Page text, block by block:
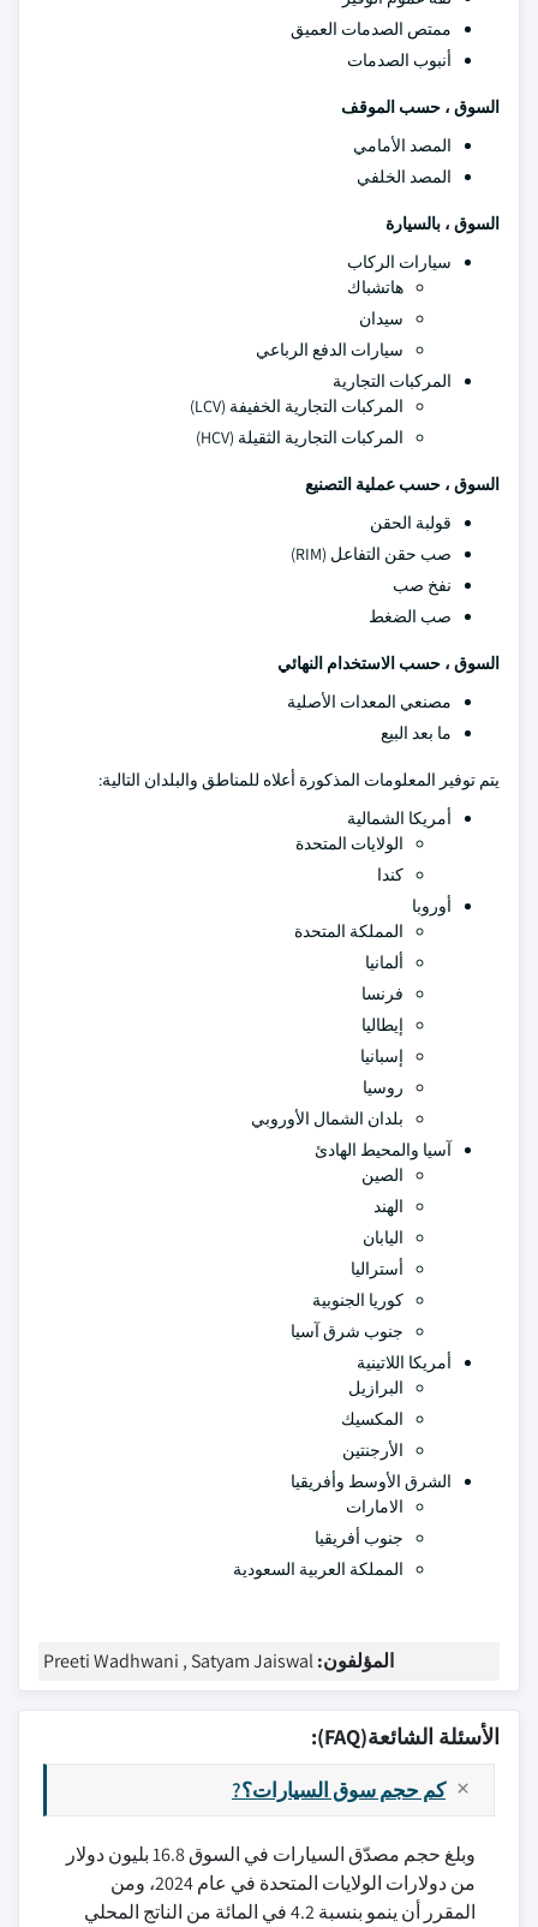
ممتص الصدمات العميق
أنبوب الصدمات
السوق ، حسب الموقف
المصد الأمامي
المصد الخلفي
السوق ، بالسيارة
سيارات الركاب
هاتشباك
سيدان
سيارات الدفع الرباعي
المركبات التجارية
المركبات التجارية الخفيفة (LCV)
المركبات التجارية الثقيلة (HCV)
السوق ، حسب عملية التصنيع
قولبة الحقن
صب حقن التفاعل (RIM)
نفخ صب
صب الضغط
السوق ، حسب الاستخدام النهائي
مصنعي المعدات الأصلية
ما بعد البيع
يتم توفير المعلومات المذكورة أعلاه للمناطق والبلدان التالية:
أمريكا الشمالية
الولايات المتحدة
كندا
أوروبا
المملكة المتحدة
ألمانيا
فرنسا
إيطاليا
إسبانيا
روسيا
بلدان الشمال الأوروبي
آسيا والمحيط الهادئ
الصين
الهند
اليابان
أستراليا
كوريا الجنوبية
جنوب شرق آسيا
أمريكا اللاتينية
البرازيل
المكسيك
الأرجنتين
الشرق الأوسط وأفريقيا
الامارات
جنوب أفريقيا
المملكة العربية السعودية
المؤلفون:Preeti Wadhwani , Satyam Jaiswal
الأسئلة الشائعة(FAQ):
كم حجم سوق السيارات؟?
وبلغ حجم مصدّق السيارات في السوق 16.8 بليون دولار
من دولارات الولايات المتحدة في عام 2024، ومن
المقرر أن ينمو بنسبة 4.2 في المائة من الناتج المحلي